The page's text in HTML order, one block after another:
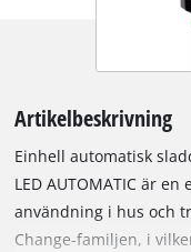
Artikelbeskrivning
Einhell automatisk
LED AUTOMATIC är
användning i hus och
Change-familjen, i